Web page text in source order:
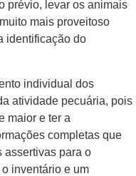
prévio, levar os animais
mais proveitoso
identificação do
individual dos
atividade pecuária, pois
maior e ter a
completas que
assertivas para o
inventário e um